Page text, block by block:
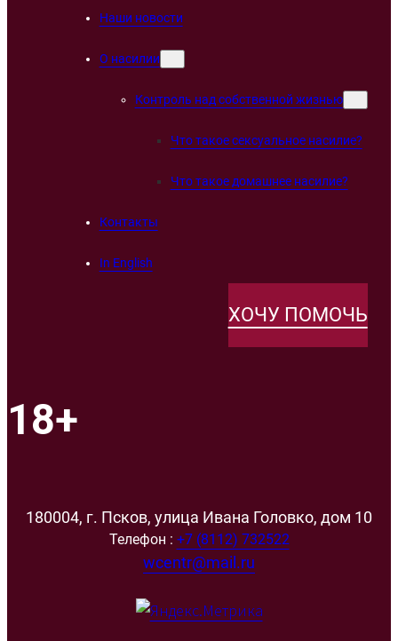
Наши новости
О насилии
Контроль над собственной жизнью
Что такое сексуальное насилие?
Что такое домашнее насилие?
Контакты
In English
ХОЧУ ПОМОЧЬ
18+
180004, г. Псков, улица Ивана Головко, дом 10
Телефон : +7 (8112) 732522
wcentr@mail.ru